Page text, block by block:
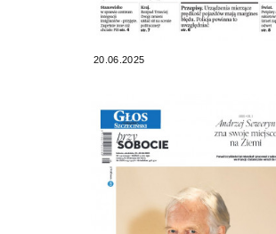
20.06.2025